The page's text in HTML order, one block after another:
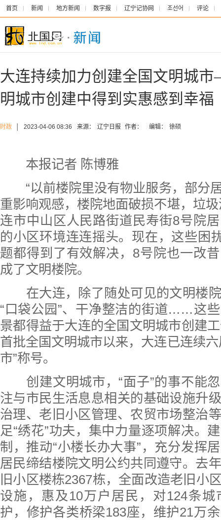
首页 新闻 地方新闻 数字报 辽宁记协网 조선어 评论
大连持续加力创建全国文明城
明城市创建中得到实惠感到幸福
时政 2023-04-06 08:36 来源： 辽宁日报 作者： 编辑： 徐硕
本报记者 陈博雅
“以前楼院里没有物业服务，部分
重影响观感，楼院地面破损不堪，垃
连市中山区人民路街道民寿街8号院
的小区环境连连摇头。现在，这些困
题都得到了有效解决，8号院也一改
成了文明楼院。
在大连，除了随处可见的文明楼院
“口袋公园”、干净整洁的街道……这
景都得益于大连的全国文明城市创建
首批全国文明城市以来，大连已连续
市”称号。
创建文明城市，“面子”的事不能忽
注与市民生活息息相关的基础设施升
治理、老旧小区管理、农贸市场整治
足“绣花”功夫，集中力量逐项解决。
制，推动“小楼长办大事”，充分发挥
居民缔结楼院文明公约共同遵守。去
旧小区楼栋2367栋，全面改造老旧小
设施，惠及10万户居民，对124条
护，修护各类桥梁183座，维护21万